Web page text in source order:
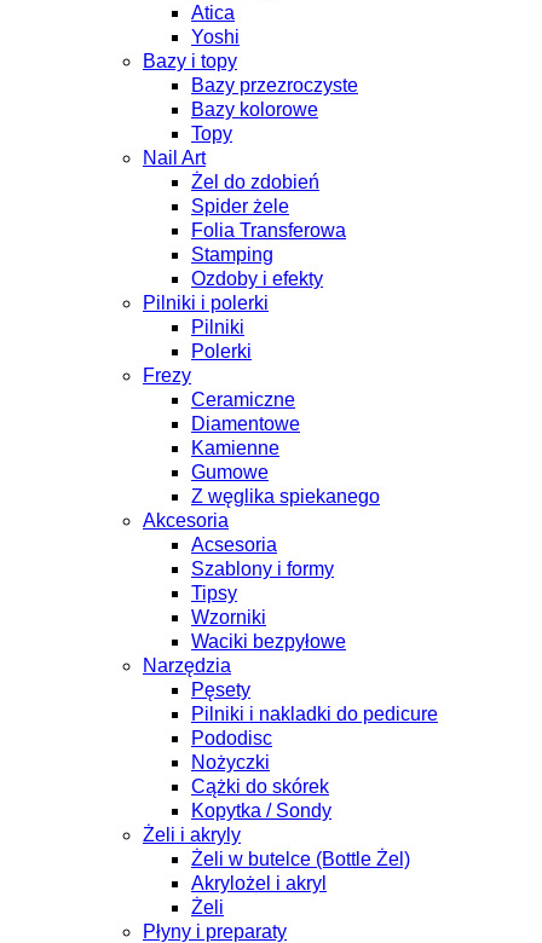
Atica
Yoshi
Bazy i topy
Bazy przezroczyste
Bazy kolorowe
Topy
Nail Art
Żel do zdobień
Spider żele
Folia Transferowa
Stamping
Ozdoby i efekty
Pilniki i polerki
Pilniki
Polerki
Frezy
Ceramiczne
Diamentowe
Kamienne
Gumowe
Z węglika spiekanego
Akcesoria
Acsesoria
Szablony i formy
Tipsy
Wzorniki
Waciki bezpyłowe
Narzędzia
Pęsety
Pilniki i nakladki do pedicure
Pododisc
Nożyczki
Cążki do skórek
Kopytka / Sondy
Żeli i akryly
Żeli w butelce (Bottle Żel)
Akrylożel i akryl
Żeli
Płyny i preparaty